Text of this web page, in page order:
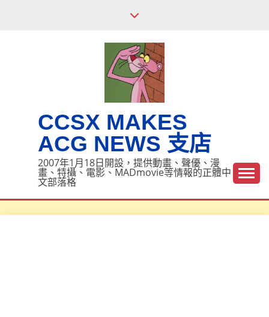
CCSX MAKES
ACG NEWS 支店
2007年1月18日開設，提供動畫、聲優、漫
畫、特攝、電影、MADmovie等情報的正體中
文部落格